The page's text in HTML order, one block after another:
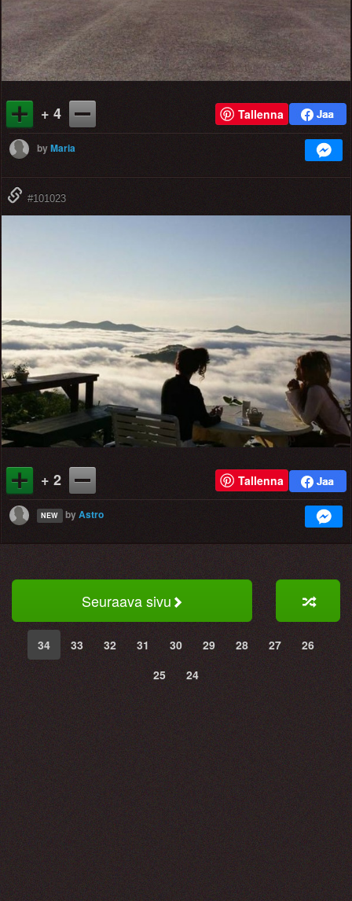
+ 4 Tallenna
byMaria
#101023
+ 2 Tallenna
NEW byAstro
Seuraava sivu
34 33 32 31 30 29 28 27
26
25
24